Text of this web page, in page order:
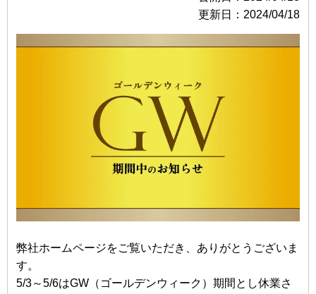
更新日：2024/04/18
弊社ホームページをご覧いただき、ありがとうございま
す。
5/3～5/6はGW（ゴールデンウィーク）期間とし休業さ